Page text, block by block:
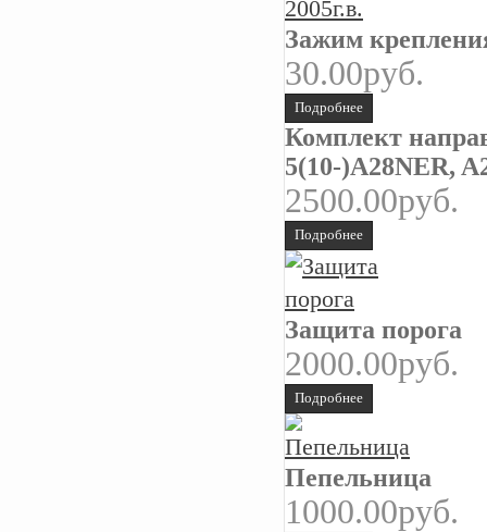
Зажим
30.00руб.
Подробнее
Комплект
5(10-)А28NER,
2500.00руб.
Подробнее
Защита порога
2000.00руб.
Подробнее
Пепельница
1000.00руб.